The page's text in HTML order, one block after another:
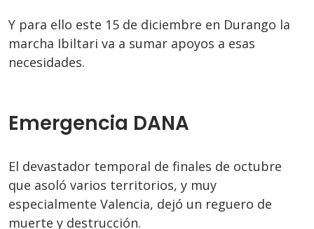
Y para ello este 15 de diciembre en Durango la
marcha Ibiltari va a sumar apoyos a esas
necesidades.
Emergencia DANA
El devastador temporal de finales de octubre
que asoló varios territorios, y muy
especialmente Valencia, dejó un reguero de
muerte y destrucción.